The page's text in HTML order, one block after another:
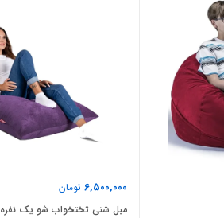
6,500,000 تومان
مبل شنی تختخواب شو یک نفره